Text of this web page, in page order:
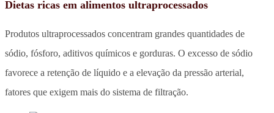
Dietas ricas em alimentos ultraprocessados
Produtos ultraprocessados concentram grandes quantidades de
sódio, fósforo, aditivos químicos e gorduras. O excesso de sódio
favorece a retenção de líquido e a elevação da pressão arterial,
fatores que exigem mais do sistema de filtração.